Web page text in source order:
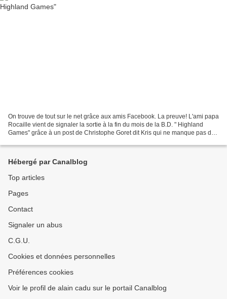
On trouve de tout sur le net grâce aux amis Facebook. La preuve! L'ami papa
Rocaille vient de signaler la sortie à la fin du mois de la B.D. " Highland
Games" grâce à un post de Christophe Goret dit Kris qui ne manque pas de
Hébergé par Canalblog
Top articles
Pages
Contact
Signaler un abus
C.G.U.
Cookies et données personnelles
Préférences cookies
Voir le profil de alain cadu sur le portail Canalblog